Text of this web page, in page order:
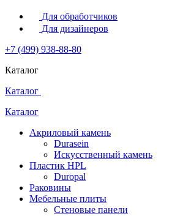
Для обработчиков
Для дизайнеров
+7 (499) 938-88-80
Каталог
Каталог
Каталог
Акриловый камень
Durasein
Искусственный камень
Пластик HPL
Duropal
Раковины
Мебельные плиты
Стеновые панели